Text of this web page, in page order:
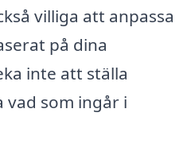
villiga att anpassa
på dina
inte att ställa
som ingår i